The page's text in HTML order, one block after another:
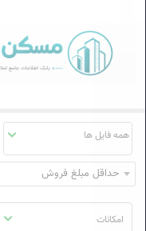
مسکن فایل
منوی
مسکن
حداقل مبلغ فروش
امکانات